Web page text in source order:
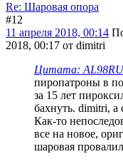
Re: Шаровая опора
#12
11 апреля 2018, 00:14
2018, 00:17 от dimitri
Цитата:
пиропатроны в
за 15 лет
бахнуть. dimitri, а
Как-то
все на новое,
шаровая